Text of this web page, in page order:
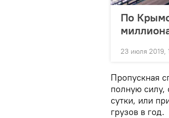
По
23 июля 2019,
Пропускная
полную силу,
сутки, или
грузов в год.